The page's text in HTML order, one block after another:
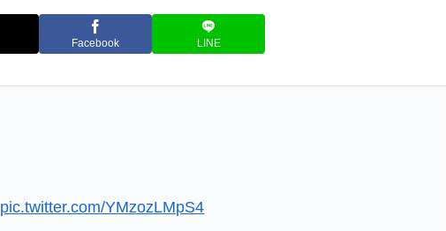
Facebook LINE
pic.twitter.com/YMzozLMpS4